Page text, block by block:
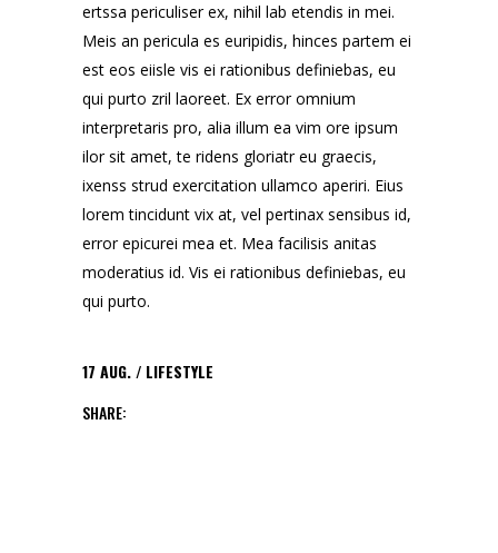
ertssa periculiser ex, nihil lab etendis in mei.
Meis an pericula es euripidis, hinces partem ei
est eos eiisle vis ei rationibus definiebas, eu
qui purto zril laoreet. Ex error omnium
interpretaris pro, alia illum ea vim ore ipsum
ilor sit amet, te ridens gloriatr eu graecis,
ixenss strud exercitation ullamco aperiri. Eius
lorem tincidunt vix at, vel pertinax sensibus id,
error epicurei mea et. Mea facilisis anitas
moderatius id. Vis ei rationibus definiebas, eu
qui purto.
17 AUG.
LIFESTYLE
SHARE: